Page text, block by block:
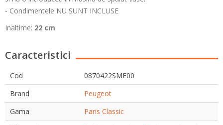
- Condimentele NU SUNT INCLUSE
Inaltime: 22 cm
Caracteristici
Cod
0870422SME00
Brand
Peugeot
Gama
Paris Classic